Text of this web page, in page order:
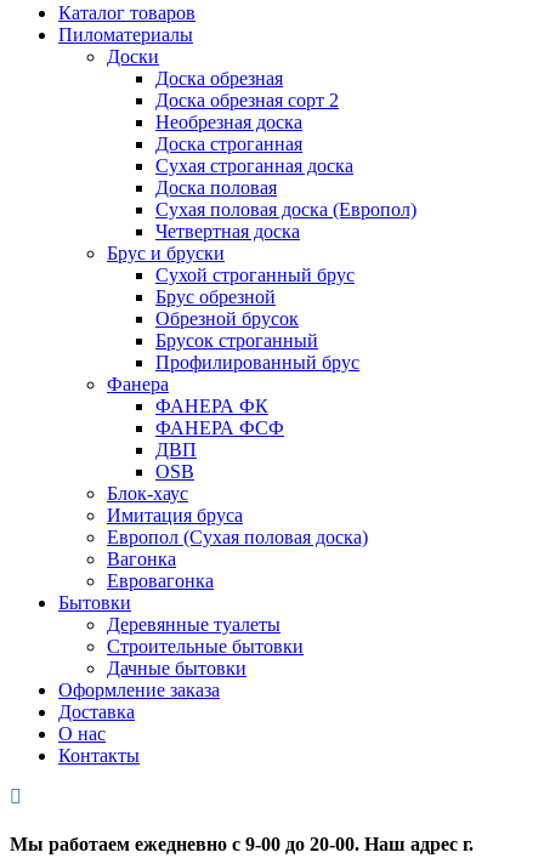
Каталог товаров
Пиломатериалы
Доски
Доска обрезная
Доска обрезная сорт 2
Необрезная доска
Доска строганная
Сухая строганная доска
Доска половая
Сухая половая доска (Европол)
Четвертная доска
Брус и бруски
Сухой строганный брус
Брус обрезной
Обрезной брусок
Брусок строганный
Профилированный брус
Фанера
ФАНЕРА ФК
ФАНЕРА ФСФ
ДВП
OSB
Блок-хаус
Имитация бруса
Европол (Сухая половая доска)
Вагонка
Евровагонка
Бытовки
Деревянные туалеты
Строительные бытовки
Дачные бытовки
Оформление заказа
Доставка
О нас
Контакты
Мы работаем ежедневно с 9-00 до 20-00. Наш адрес г.